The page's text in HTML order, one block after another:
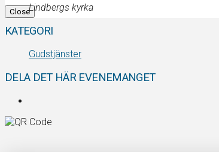
CloseLindbergs kyrka
KATEGORI
Gudstjänster
DELA DET HÄR EVENEMANGET